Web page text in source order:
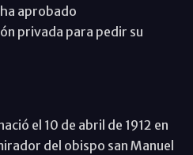
aprobado
privada para pedir su
el 10 de abril de 1912 en
del obispo san Manuel